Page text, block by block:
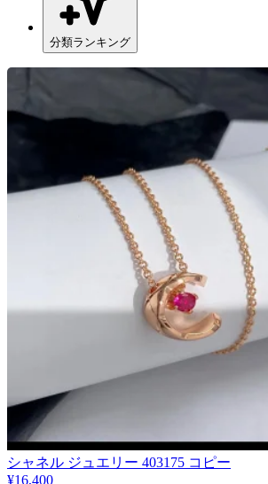
分類ランキング
シャネル ジュエリー 403175 コピー
¥16,400